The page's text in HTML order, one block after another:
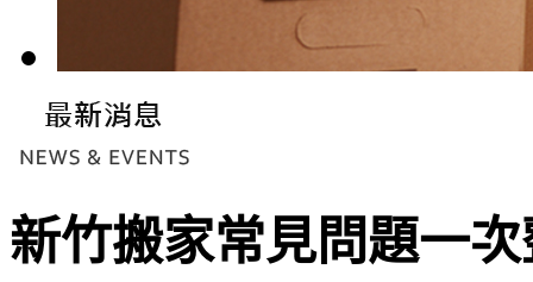
新竹搬家常見問題一